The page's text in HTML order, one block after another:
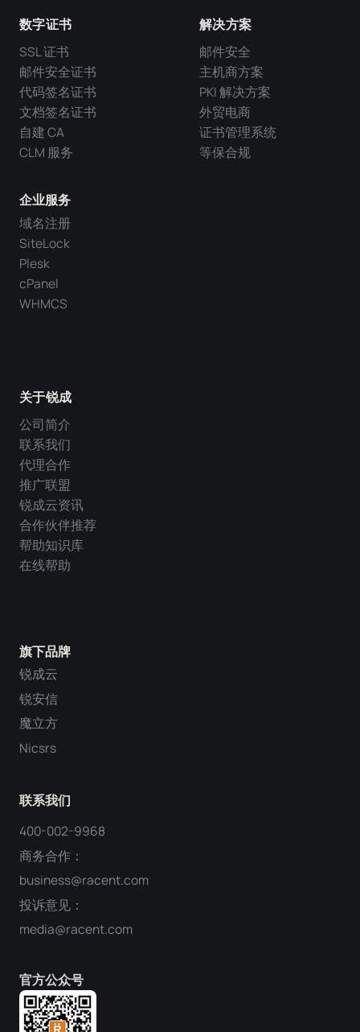
旗下品牌
锐成云
锐安信
魔立方
Nicsrs
联系我们
400-002-9968
商务合作：
business@racent.com
投诉意见：
media@racent.com
官方公众号
数字证书
SSL 证书
邮件安全证书
代码签名证书
文档签名证书
自建 CA
CLM 服务
企业服务
域名注册
SiteLock
Plesk
cPanel
WHMCS
解决方案
邮件安全
主机商方案
PKI 解决方案
外贸电商
证书管理系统
等保合规
关于锐成
公司简介
联系我们
代理合作
推广联盟
锐成云资讯
合作伙伴推荐
帮助知识库
在线帮助